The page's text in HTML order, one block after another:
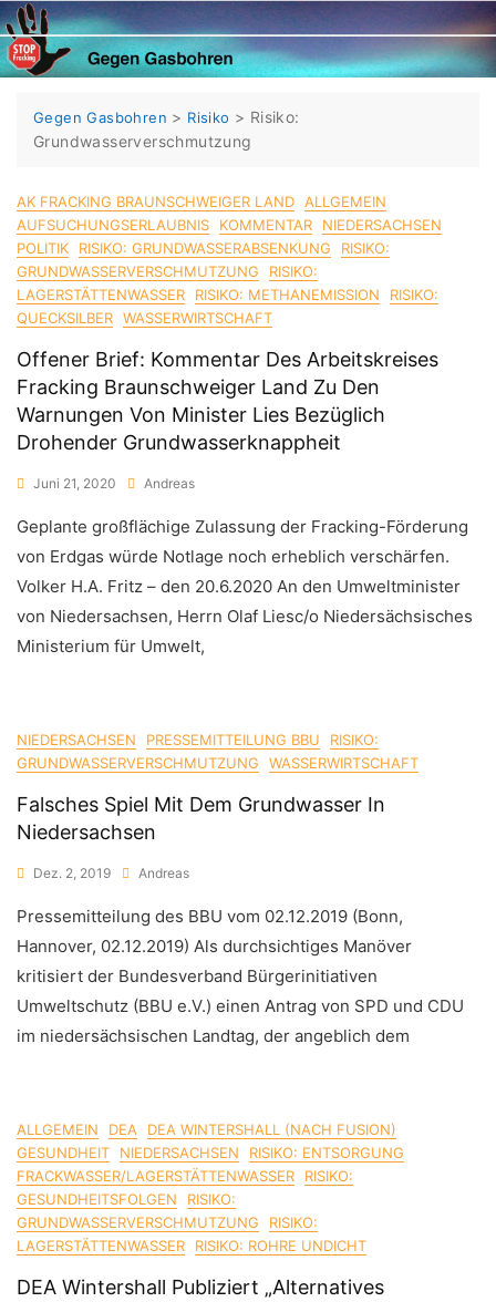
Skip
to
content
Gegen Gasbohren > Risiko > Risiko:
Grundwasserverschmutzung
AK FRACKING BRAUNSCHWEIGER LAND ALLGEMEIN
AUFSUCHUNGSERLAUBNIS
KOMMENTAR
NIEDERSACHSEN
POLITIK
RISIKO: GRUNDWASSERABSENKUNG
RISIKO:
GRUNDWASSERVERSCHMUTZUNG
RISIKO:
LAGERSTÄTTENWASSER
RISIKO: METHANEMISSION
RISIKO:
QUECKSILBER WASSERWIRTSCHAFT
Offener Brief: Kommentar Des Arbeitskreises
Fracking Braunschweiger Land Zu Den
Warnungen Von Minister Lies Bezüglich
Drohender Grundwasserknappheit
Juni 21, 2020 Andreas
Geplante großflächige Zulassung der Fracking-Förderung
von Erdgas würde Notlage noch erheblich verschärfen.
Volker H.A. Fritz – den 20.6.2020 An den Umweltminister
von Niedersachsen, Herrn Olaf Liesc/o Niedersächsisches
Ministerium für Umwelt,
NIEDERSACHSEN PRESSEMITTEILUNG BBU
RISIKO:
GRUNDWASSERVERSCHMUTZUNG
WASSERWIRTSCHAFT
Falsches Spiel Mit Dem Grundwasser In
Niedersachsen
Dez. 2, 2019 Andreas
Pressemitteilung des BBU vom 02.12.2019 (Bonn,
Hannover, 02.12.2019) Als durchsichtiges Manöver
kritisiert der Bundesverband Bürgerinitiativen
Umweltschutz (BBU e.V.) einen Antrag von SPD und CDU
im niedersächsischen Landtag, der angeblich dem
ALLGEMEIN DEA
DEA WINTERSHALL (NACH FUSION)
GESUNDHEIT
NIEDERSACHSEN
RISIKO: ENTSORGUNG
FRACKWASSER/LAGERSTÄTTENWASSER
RISIKO:
GESUNDHEITSFOLGEN
RISIKO:
GRUNDWASSERVERSCHMUTZUNG
RISIKO:
LAGERSTÄTTENWASSER
RISIKO: ROHRE UNDICHT
DEA Wintershall Publiziert „alternatives